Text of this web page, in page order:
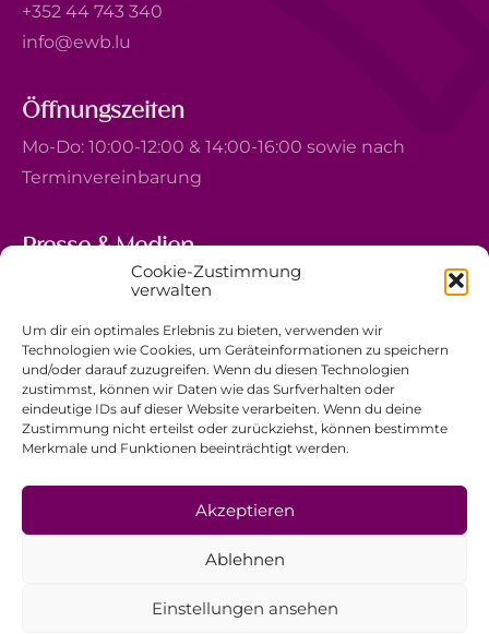
Cookie-Zustimmung
verwalten
Um dir ein optimales Erlebnis zu bieten, verwenden wir
Technologien wie Cookies, um Geräteinformationen zu speichern
und/oder darauf zuzugreifen. Wenn du diesen Technologien
zustimmst, können wir Daten wie das Surfverhalten oder
eindeutige IDs auf dieser Website verarbeiten. Wenn du deine
Zustimmung nicht erteilst oder zurückziehst, können bestimmte
Merkmale und Funktionen beeinträchtigt werden.
Akzeptieren
Ablehnen
Einstellungen ansehen
+352 44 743 340
info@ewb.lu
Öffnungszeiten
Mo-Do: 10:00-12:00 & 14:00-16:00 sowie nach
Terminvereinbarung
Presse & Medien
5, avenue Marie-Thérèse
+352 44 743 340
comm@ewb.lu
Spenden
Impressum
Allgemeine Geschäftsbedingungen